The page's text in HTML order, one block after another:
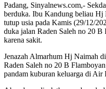
Padang, Sinyalnews.com,-
berduka. Ibu Kandung beliau Hj
tutup usia pada Kamis (29/12/
duka jalan Raden Saleh no 20
karena sakit.
Jenazah Almarhum Hj Naimah
Raden Saleh no 20 B
pandam kuburan keluarga di Air